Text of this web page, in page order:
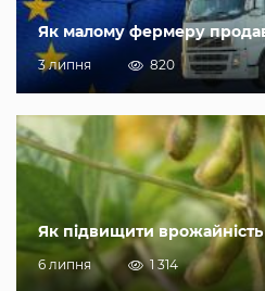
Як малому фермеру
3 липня 820
Як підвищити врожайність
6 липня 1 314